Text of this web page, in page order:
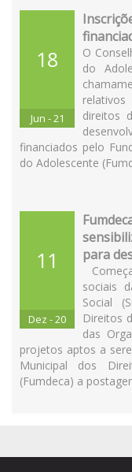
18
Jun - 21
O
do
direitos
financiados pelo
do Adolescente
11
Dez - 20
para
sociais
Social
Direitos
das
projetos aptos a
Municipal dos
(Fumdeca) a
projeto